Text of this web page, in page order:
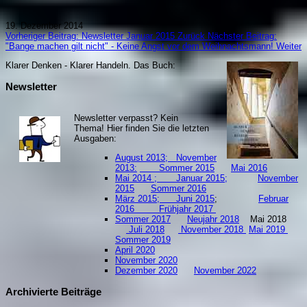
19. Dezember 2014
Vorheriger Beitrag: Newsletter Januar 2015 Zurück Nächster Beitrag:
"Bange machen gilt nicht" - Keine Angst vor dem Weihnachtsmann! Weiter
Klarer Denken - Klarer Handeln. Das Buch:
Newsletter
Newsletter verpasst? Kein
Thema! Hier finden Sie die letzten
Ausgaben:
August 2013;
November
2013:
Sommer 2015
Mai 2016
Mai 2014 ; Januar 2015;
November
2015
Sommer 2016
März 2015; Juni 2015;
Februar
2016
Frühjahr 2017
Sommer 2017
Neujahr 2018 Mai 2018
Juli 2018
November 2018
Mai 2019
Sommer 2019
April 2020
November 2020
Dezember 2020
November 2022
Archivierte Beiträge